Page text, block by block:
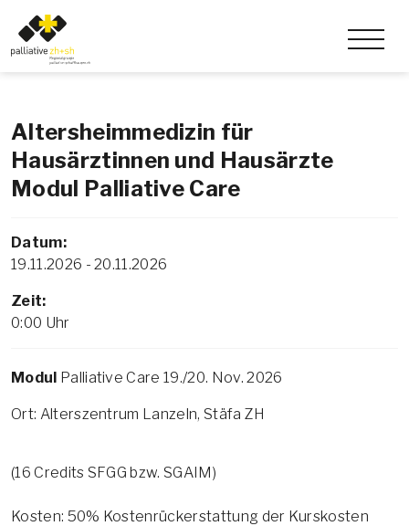
Altersheimmedizin für
Hausärztinnen und Hausärzte
Modul Palliative Care
Datum:
19.11.2026 - 20.11.2026
Zeit:
0:00 Uhr
Modul Palliative Care 19./20. Nov. 2026
Ort: Alterszentrum Lanzeln, Stäfa ZH
(16 Credits SFGG bzw. SGAIM)
Kosten: 50% Kostenrückerstattung der Kurskosten